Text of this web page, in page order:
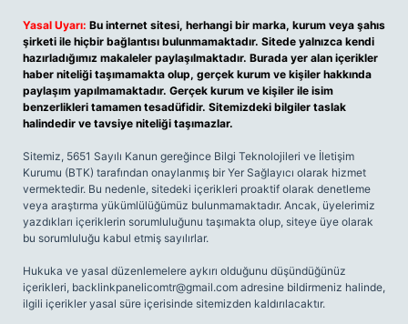
Yasal Uyarı: Bu internet sitesi, herhangi bir marka, kurum veya şahıs
şirketi ile hiçbir bağlantısı bulunmamaktadır. Sitede yalnızca kendi
hazırladığımız makaleler paylaşılmaktadır. Burada yer alan içerikler
haber niteliği taşımamakta olup, gerçek kurum ve kişiler hakkında
paylaşım yapılmamaktadır. Gerçek kurum ve kişiler ile isim
benzerlikleri tamamen tesadüfidir. Sitemizdeki bilgiler taslak
halindedir ve tavsiye niteliği taşımazlar.
Sitemiz, 5651 Sayılı Kanun gereğince Bilgi Teknolojileri ve İletişim
Kurumu (BTK) tarafından onaylanmış bir Yer Sağlayıcı olarak hizmet
vermektedir. Bu nedenle, sitedeki içerikleri proaktif olarak denetleme
veya araştırma yükümlülüğümüz bulunmamaktadır. Ancak, üyelerimiz
yazdıkları içeriklerin sorumluluğunu taşımakta olup, siteye üye olarak
bu sorumluluğu kabul etmiş sayılırlar.
Hukuka ve yasal düzenlemelere aykırı olduğunu düşündüğünüz
içerikleri, backlinkpanelicomtr@gmail.com adresine bildirmeniz halinde,
ilgili içerikler yasal süre içerisinde sitemizden kaldırılacaktır.